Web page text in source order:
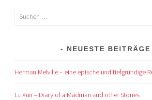
Suchen
NEUESTE BEITRÄGE
Herman Melville – eine epische und tiefgründige
Lu Xun – Diary of a Madman and other Stories